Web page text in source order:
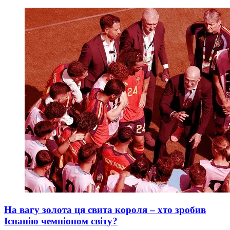
На вагу золота ця свита короля – хто зробив
Іспанію чемпіоном світу?